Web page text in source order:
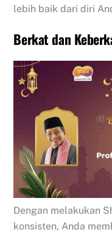
lebih baik dari diri
Berkat dan
Dengan melakukan
konsisten, Anda